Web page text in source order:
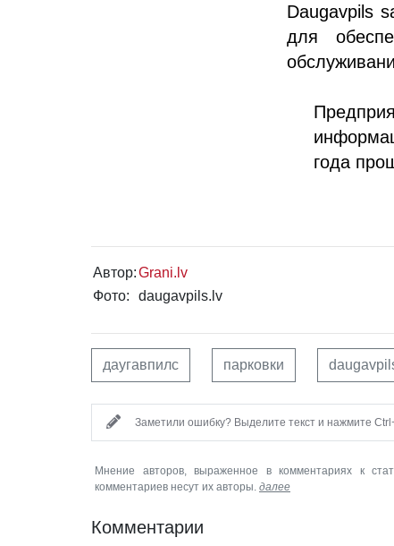
Daugavpils
для
года
Автор:Grani.lv
Фото:
daugavpils.lv
даугавпилс парковки
Заметили ошибку? Выделите текст и нажмите
Мнение авторов, выраженное в комментариях к
комментариев несут их авторы. далее
Комментарии